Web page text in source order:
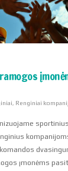
, Renginiai
įmonėms